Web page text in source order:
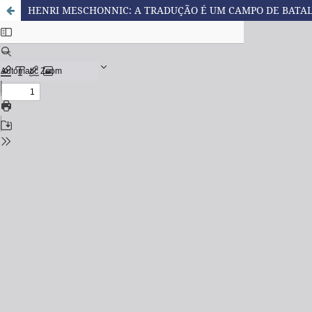
HENRI MESCHONNIC: A TRADUÇÃO É UM CAMPO DE